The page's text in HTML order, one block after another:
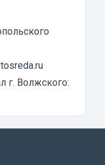
г. Волжского: